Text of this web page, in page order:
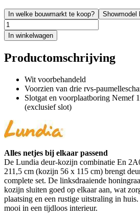
In welke bouwmarkt te koop? Showmodel
In winkelwagen
Productomschrijving
Wit voorbehandeld
Voorzien van drie rvs-
Slotgat en voorplaatboring Nemef
(exclusief slot)
Alles netjes bij elkaar passend
De Lundia deur-kozijn combinatie En
211,5 cm (kozijn 56 x 115 cm) brengt
complete set. De linksdraaiende
kozijn sluiten goed op elkaar aan, wat
plaatsing en een rustige uitstraling in
mooi in een tijdloos interieur.